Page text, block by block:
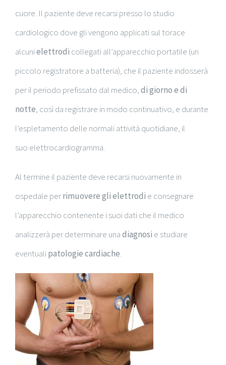
cuore. Il paziente deve recarsi presso lo studio
cardiologico dove gli vengono applicati sul torace
alcunielettrodi collegati all’apparecchio portatile (un
piccolo registratore a batteria), che il paziente indosserà
per il periodo prefissato dal medico,di giorno e di
notte, così da registrare in modo continuativo, e durante
l’espletamento delle normali attività quotidiane, il
suo elettrocardiogramma.
Al termine il paziente deve recarsi nuovamente in
ospedale perrimuovere gli elettrodi e consegnare
l’apparecchio contenente i suoi dati che il medico
analizzerà per determinare unadiagnosi e studiare
eventualipatologie cardiache.